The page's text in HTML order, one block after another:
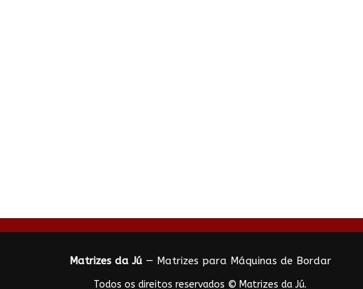
Matrizes da Jú— Matrizes para Máquinas de Bordar
Todos os direitos reservados © Matrizes da Jú.